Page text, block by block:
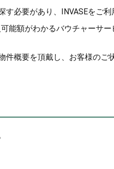
必要があり、INVASEをご利
能額がわかるバウチャーサ
件概要を頂戴し、お客様のご